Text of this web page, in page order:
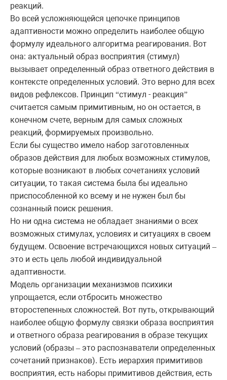
реакций.
Во всей усложняющейся цепочке принципов
адаптивности можно определить наиболее общую
формулу идеального алгоритма реагирования. Вот
она: актуальный образ восприятия (стимул)
вызывает определенный образ ответного действия в
контексте определенных условий. Это верно для всех
видов рефлексов. Принцип “стимул - реакция”
считается самым примитивным, но он остается, в
конечном счете, верным для самых сложных
реакций, формируемых произвольно.
Если бы существо имело набор заготовленных
образов действия для любых возможных стимулов,
которые возникают в любых сочетаниях условий
ситуации, то такая система была бы идеально
приспособленной ко всему и не нужен был бы
сознанный поиск решения.
Но ни одна система не обладает знаниями о всех
возможных стимулах, условиях и ситуациях в своем
будущем. Освоение встречающихся новых ситуаций –
это и есть цель любой индивидуальной
адаптивности.
Модель организации механизмов психики
упрощается, если отбросить множество
второстепенных сложностей. Вот путь, открывающий
наиболее общую формулу связки образа восприятия
и ответного образа реагирования в образе текущих
условий (образы – это распознаватели определенных
сочетаний признаков). Есть иерархия примитивов
восприятия, есть наборы примитивов действия, есть